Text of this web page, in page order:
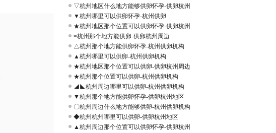
▽杭州地区什么地方能够供卵怀孕-供卵杭州
▼杭州哪里可以供卵怀孕-杭州供卵
★杭州地区那个位置可以供卵怀孕-供卵杭州
=杭州那个地方能供卵-供卵杭州周边
△杭州那个地方能供卵怀孕-杭州供卵机构
▲杭州哪里可以供卵-杭州供卵机构
★杭州地区那个位置可以供卵-供卵杭州周边
★杭州那个位置可以供卵-杭州供卵机构
◢◣杭州周边哪里可以供卵-杭州供卵机构
▼杭州那个地方能供卵怀孕-供卵杭州地区
〇杭州周边什么地方能够供卵-杭州供卵机构
◆杭州杭州哪里可以供卵-供卵杭州地区
▲杭州周边那个位置可以供卵怀孕-供卵杭州